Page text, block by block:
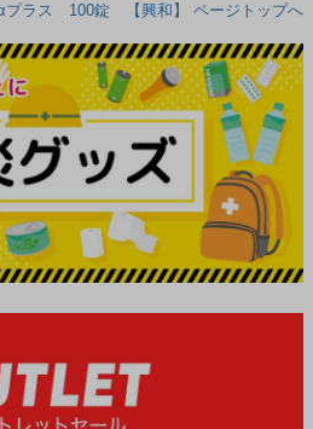
プラス 100錠 【興和】 ページトップへ